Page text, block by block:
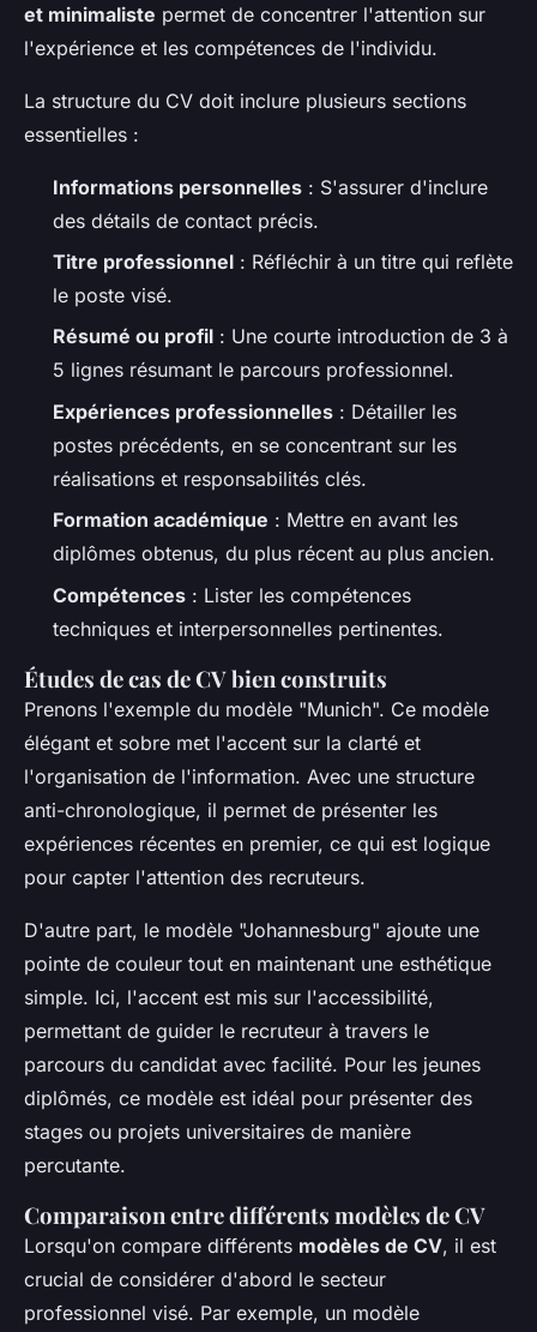
et minimaliste permet de concentrer l'attention sur
l'expérience et les compétences de l'individu.
La structure du CV doit inclure plusieurs sections
essentielles :
Informations personnelles : S'assurer d'inclure
des détails de contact précis.
Titre professionnel : Réfléchir à un titre qui reflète
le poste visé.
Résumé ou profil : Une courte introduction de 3 à
5 lignes résumant le parcours professionnel.
Expériences professionnelles : Détailler les
postes précédents, en se concentrant sur les
réalisations et responsabilités clés.
Formation académique : Mettre en avant les
diplômes obtenus, du plus récent au plus ancien.
Compétences : Lister les compétences
techniques et interpersonnelles pertinentes.
Études de cas de CV bien construits
Prenons l'exemple du modèle "Munich". Ce modèle
élégant et sobre met l'accent sur la clarté et
l'organisation de l'information. Avec une structure
anti-chronologique, il permet de présenter les
expériences récentes en premier, ce qui est logique
pour capter l'attention des recruteurs.
D'autre part, le modèle "Johannesburg" ajoute une
pointe de couleur tout en maintenant une esthétique
simple. Ici, l'accent est mis sur l'accessibilité,
permettant de guider le recruteur à travers le
parcours du candidat avec facilité. Pour les jeunes
diplômés, ce modèle est idéal pour présenter des
stages ou projets universitaires de manière
percutante.
Comparaison entre différents modèles de CV
Lorsqu'on compare différents modèles de CV, il est
crucial de considérer d'abord le secteur
professionnel visé. Par exemple, un modèle